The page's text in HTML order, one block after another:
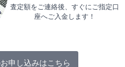
査定額をご連絡後、すぐにご指定口
座へご入金します！
申し込みはこちら